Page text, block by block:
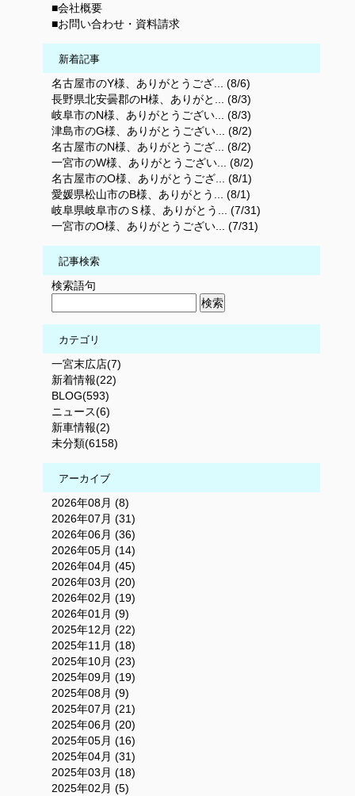
■会社概要
■お問い合わせ・資料請求
新着記事
名古屋市のY様、ありがとうござ... (8/6)
長野県北安曇郡のH様、ありがと... (8/3)
岐阜市のN様、ありがとうござい... (8/3)
津島市のG様、ありがとうござい... (8/2)
名古屋市のN様、ありがとうござ... (8/2)
一宮市のW様、ありがとうござい... (8/2)
名古屋市のO様、ありがとうござ... (8/1)
愛媛県松山市のB様、ありがとう... (8/1)
岐阜県岐阜市のＳ様、ありがとう... (7/31)
一宮市のO様、ありがとうござい... (7/31)
記事検索
検索語句
カテゴリ
一宮末広店(7)
新着情報(22)
BLOG(593)
ニュース(6)
新車情報(2)
未分類(6158)
アーカイブ
2026年08月 (8)
2026年07月 (31)
2026年06月 (36)
2026年05月 (14)
2026年04月 (45)
2026年03月 (20)
2026年02月 (19)
2026年01月 (9)
2025年12月 (22)
2025年11月 (18)
2025年10月 (23)
2025年09月 (19)
2025年08月 (9)
2025年07月 (21)
2025年06月 (20)
2025年05月 (16)
2025年04月 (31)
2025年03月 (18)
2025年02月 (5)